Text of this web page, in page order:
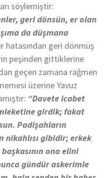
söylemiştir:
geri dönsün, er olan
da düşmana
hatasından geri dönmüş
peşinden gittiklerine
geçen zamana rağmen
üzerine Yavuz
“Davete icabet
girdik; fakat
Padişahların
nikahlısı gibidir; erkek
ona elini
gündür askerimle